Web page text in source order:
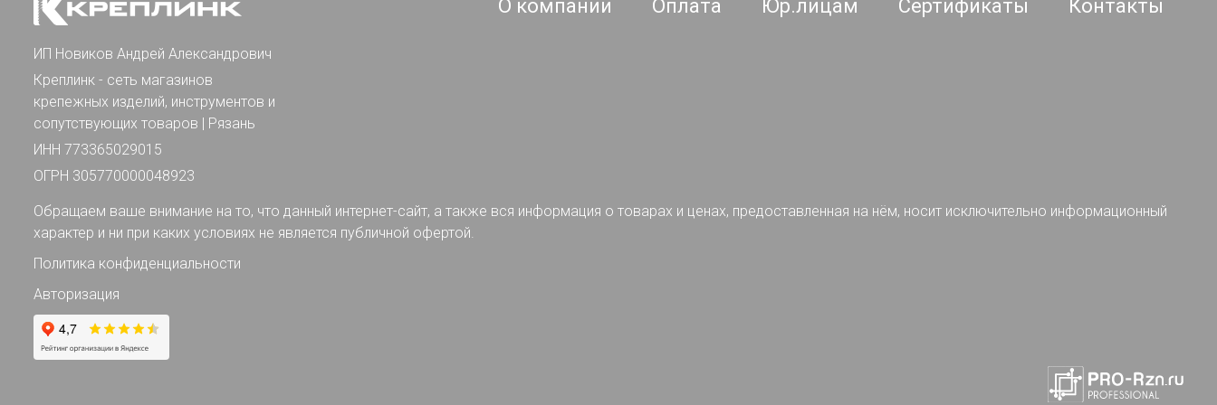
ИП Новиков Андрей Александрович
Креплинк - сеть магазинов
крепежных изделий, инструментов и
сопутствующих товаров | Рязань
ИНН 773365029015
ОГРН 305770000048923
О компании Оплата Юр.лицам Сертификаты Контакты
Обращаем ваше внимание на то, что данный интернет-сайт, а также вся информация о товарах и ценах, предоставленная на нём, носит исключительно информационный
характер и ни при каких условиях не является публичной офертой.
Политика конфиденциальности
Авторизация